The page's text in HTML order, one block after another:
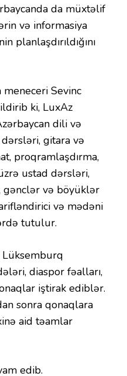
da müxtəlif
və informasiya
planlaşdırıldığını
meneceri Sevinc
ki, LuxAz
dili və
dərsləri, gitara və
proqramlaşdırma,
ustad dərsləri,
gənclər və böyüklər
və mədəni
tutulur.
diaspor fəalları,
iştirak ediblər.
sonra qonaqlara
aid təamlar
edib.